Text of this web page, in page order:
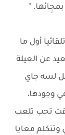
"
أول ما
عن العيلة
لسه جاي
وجودها،
تحب تلعب
معايا